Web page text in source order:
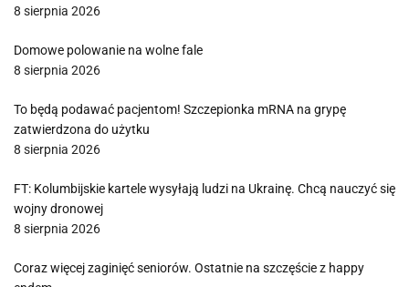
8 sierpnia 2026
Domowe polowanie na wolne fale
8 sierpnia 2026
To będą podawać pacjentom! Szczepionka mRNA na grypę
zatwierdzona do użytku
8 sierpnia 2026
FT: Kolumbijskie kartele wysyłają ludzi na Ukrainę. Chcą nauczyć się
wojny dronowej
8 sierpnia 2026
Coraz więcej zaginięć seniorów. Ostatnie na szczęście z happy